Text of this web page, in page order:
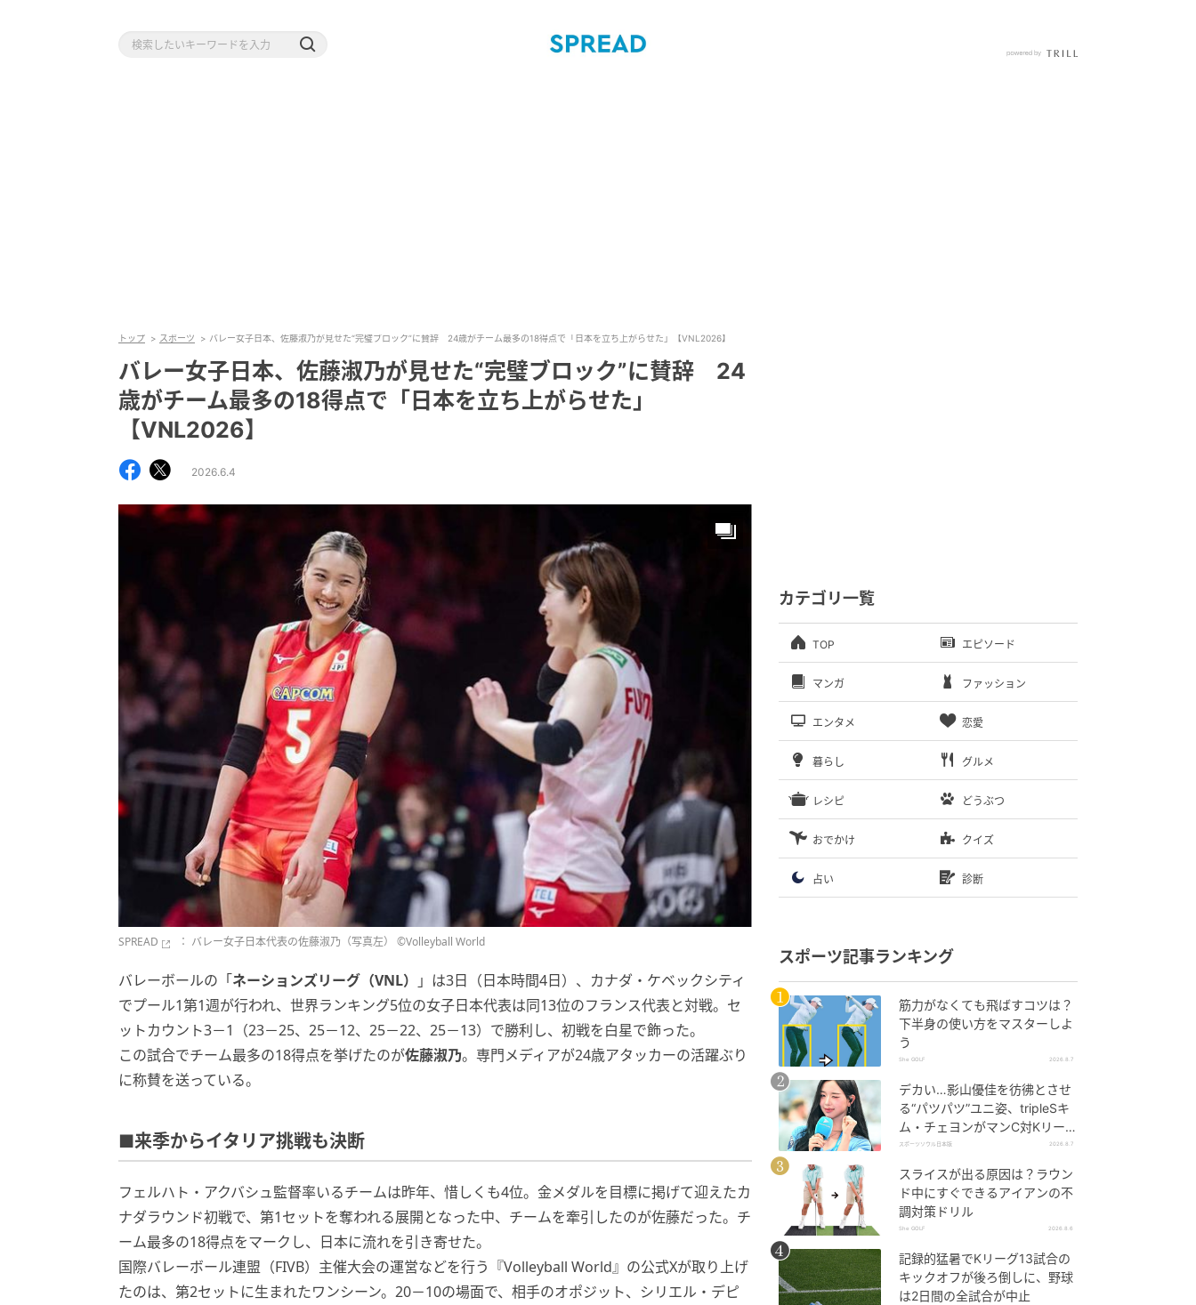
トップ スポーツ バレー女子日本、佐藤淑乃が見せた“完璧ブロック”に賛辞 24歳がチーム最多の18得点で「日本を立ち上がらせた」【VNL2026】
バレー女子日本、佐藤淑乃が見せた“完璧ブロック”に賛辞 24
歳がチーム最多の18得点で「日本を立ち上がらせた」
【VNL2026】
2026.6.4
SPREAD ： バレー女子日本代表の佐藤淑乃（写真左） ©Volleyball World
バレーボールの「ネーションズリーグ（VNL）
」は3日（日本時間4日）、カナダ・ケベックシティ
でプール1第1週が行われ、世界ランキング5位の女子日本代表は同13位のフランス代表と対戦。セ
ットカウント3－1（23－25、25－12、25－22、25－13）で勝利し、初戦を白星で飾った。
この試合でチーム最多の18得点を挙げたのが佐藤淑乃。専門メディアが24歳アタッカーの活躍ぶり
に称賛を送っている。
■来季からイタリア挑戦も決断
フェルハト・アクバシュ監督率いるチームは昨年、惜しくも4位。金メダルを目標に掲げて迎えたカ
ナダラウンド初戦で、第1セットを奪われる展開となった中、チームを牽引したのが佐藤だった。チ
ーム最多の18得点をマークし、日本に流れを引き寄せた。
国際バレーボール連盟（FIVB）主催大会の運営などを行う『Volleyball World』の公式Xが取り上げ
たのは、第2セットに生まれたワンシーン。20－10の場面で、相手のオポジット、シリエル・デピ
カテゴリ一覧
TOP エピソード
マンガ ファッション
エンタメ 恋愛
暮らし グルメ
レシピ どうぶつ
おでかけ クイズ
占い 診断
スポーツ記事ランキング
筋力がなくても飛ばすコツは？
下半身の使い方をマスターしよ
う
She GOLF 2026.8.7
デカい…影山優佳を彷彿とさせ
る“パツパツ”ユニ姿、tripleSキ
ム・チェヨンがマンC対Kリーグ
選抜に登場
スポーツソウル日本版 2026.8.7
スライスが出る原因は？ラウン
ド中にすぐできるアイアンの不
調対策ドリル
She GOLF 2026.8.6
記録的猛暑でKリーグ13試合の
キックオフが後ろ倒しに、野球
は2日間の全試合が中止